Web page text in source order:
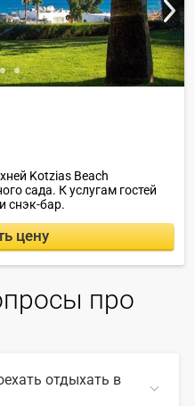
Kotzias Beach
сада. К услугам гостей
снэк-бар.
цену
про
отдыхать в